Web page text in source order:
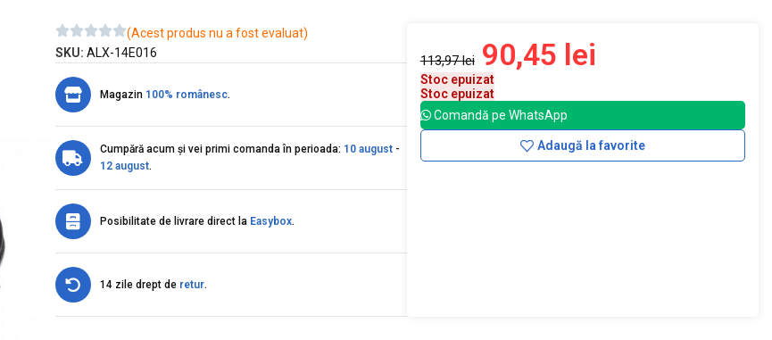
(Acest produs nu a fost evaluat)
SKU: ALX-14E016
Magazin 100% românesc.
Cumpără acum și vei primi comanda în perioada: 10 august-
12 august.
Posibilitate de livrare direct la Easybox.
14 zile drept de retur.
113,97lei 90,45 lei
Stoc epuizat
Stoc epuizat
Comandă pe WhatsApp
Adaugă la favorite